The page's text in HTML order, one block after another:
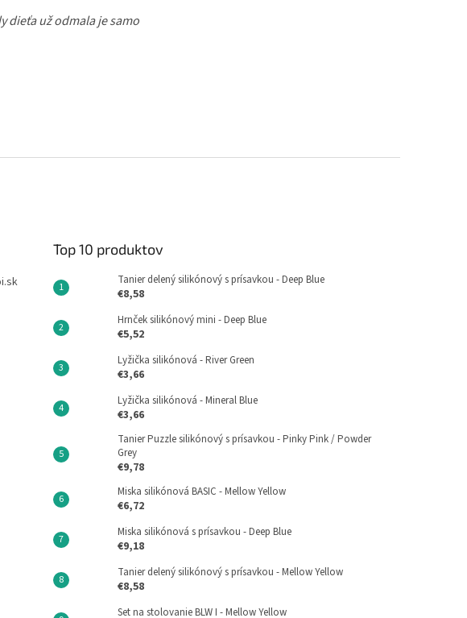
dieťa už odmala je samo
Top 10 produktov
Tanier delený silikónový s prísavkou - Deep Blue
€8,58
Hrnček silikónový mini - Deep Blue
€5,52
Lyžička silikónová - River Green
€3,66
Lyžička silikónová - Mineral Blue
€3,66
Tanier Puzzle silikónový s prísavkou - Pinky Pink / Powder
Grey
€9,78
Miska silikónová BASIC - Mellow Yellow
€6,72
Miska silikónová s prísavkou - Deep Blue
€9,18
Tanier delený silikónový s prísavkou - Mellow Yellow
€8,58
Set na stolovanie BLW I - Mellow Yellow